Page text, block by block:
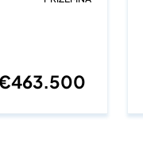
463.500